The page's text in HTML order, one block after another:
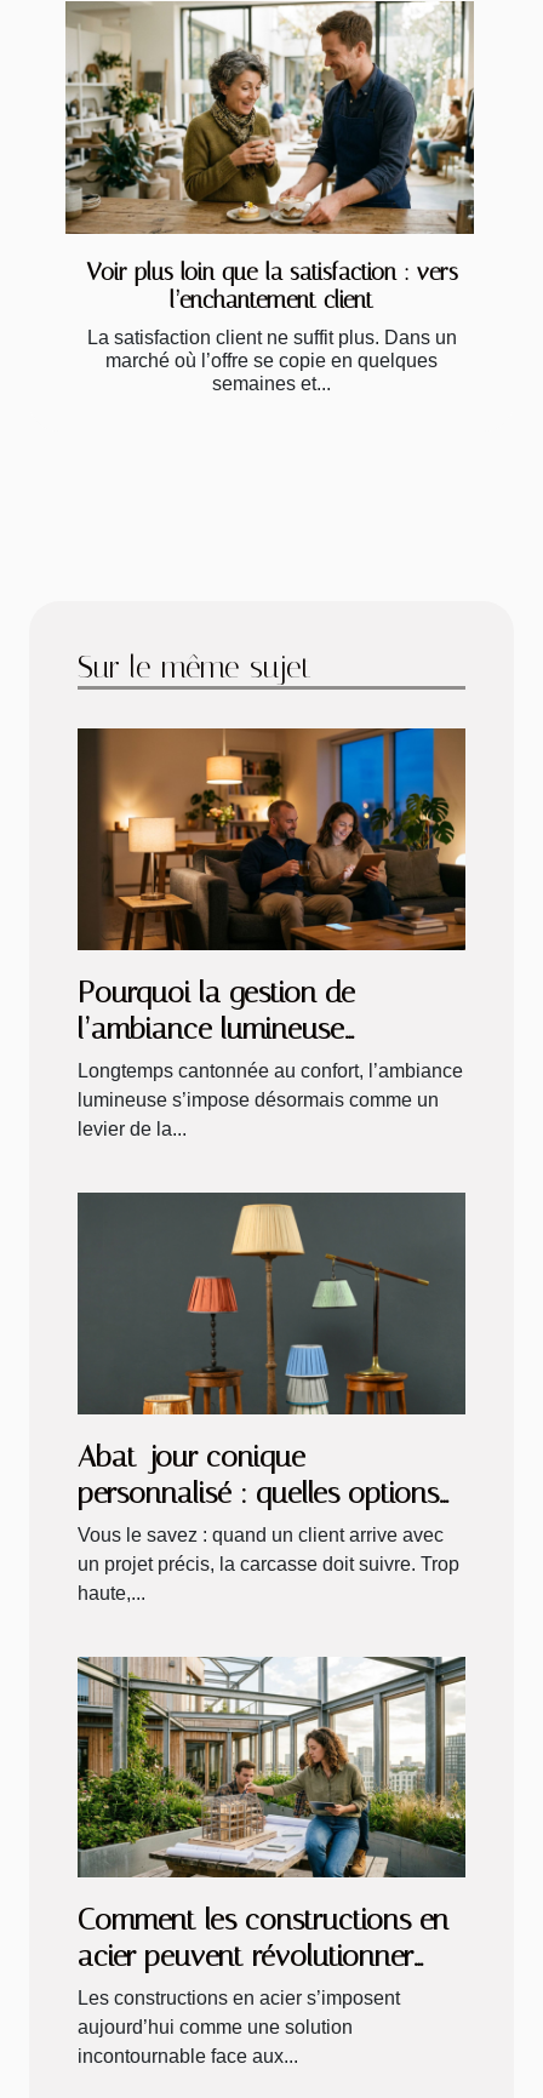
Voir plus loin que la satisfaction : vers
l’enchantement client
La satisfaction client ne suffit plus. Dans un
marché où l’offre se copie en quelques
semaines et...
Sur le même sujet
Pourquoi la gestion de
l’ambiance lumineuse
transforme la vie connectée
Longtemps cantonnée au confort, l’ambiance
lumineuse s’impose désormais comme un
levier de la...
Abat-jour conique
personnalisé : quelles options
de dimensions et finitions ?
Vous le savez : quand un client arrive avec
un projet précis, la carcasse doit suivre. Trop
haute,...
Comment les constructions en
acier peuvent révolutionner
l'architecture durable ?
Les constructions en acier s’imposent
aujourd’hui comme une solution
incontournable face aux...